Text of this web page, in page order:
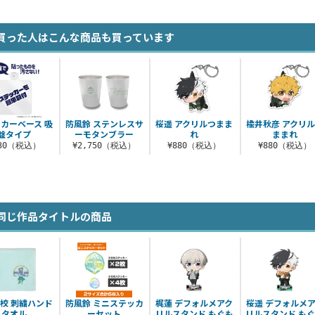
った人はこんな商品も買っています
桜遥 アクリルつまま
れ
¥880（税込）
楡井秋彦 アクリ
ままれ
¥880（税込）
ーベース 吸
タイプ
（税込）
防風鈴 ステンレスサ
ーモタンブラー
¥2,750（税込）
じ作品タイトルの商品
梶蓮 デフォルメアク
桜遥 デフォルメ
刺繍ハンド
防風鈴 ミニステッカ